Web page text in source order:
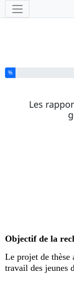
Outils
Vous avez complété
%
Les
Objectif de la
Le projet de thèse
travail des jeunes